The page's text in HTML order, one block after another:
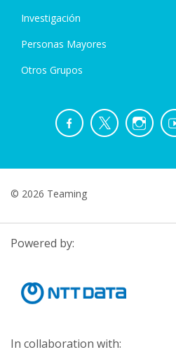
Investigación
Personas Mayores
Otros Grupos
© 2026 Teaming
Powered by:
In collaboration with: